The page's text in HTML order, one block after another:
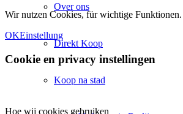
Over ons
Direkt Koop
Koop na stad
Wir nutzen Cookies, für wichtige Funktionen.
OKEinstellung
Cookie en privacy instellingen
Hoe wij cookies gebruiken